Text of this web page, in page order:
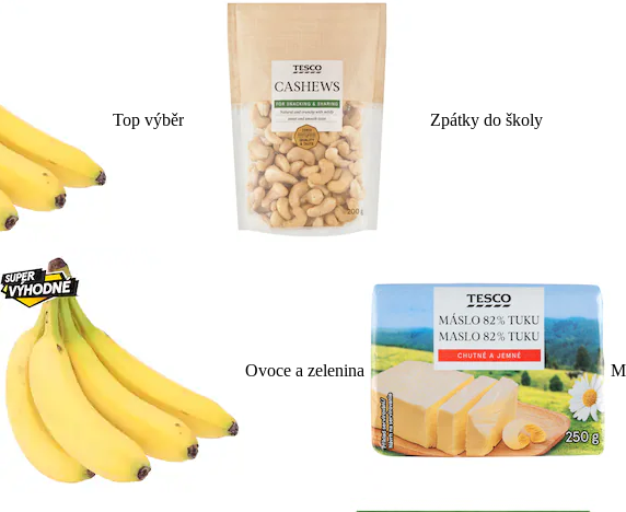
Top výběr Zpátky do školy
Ovoce a zelenina